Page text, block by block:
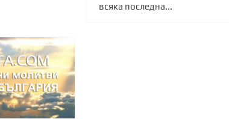
всяка последна...